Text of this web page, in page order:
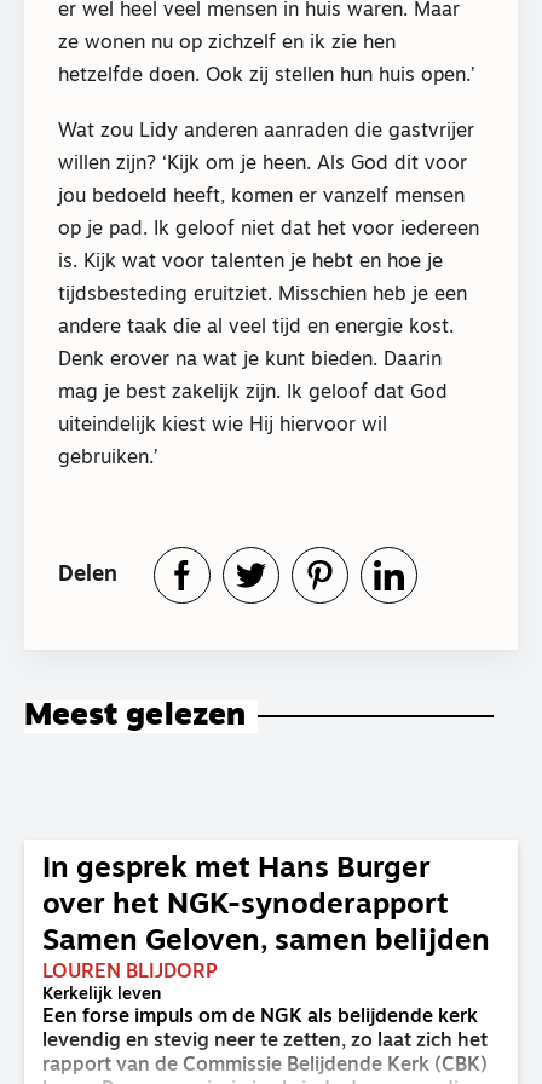
er wel heel veel mensen in huis waren. Maar
ze wonen nu op zichzelf en ik zie hen
hetzelfde doen. Ook zij stellen hun huis open.’
Wat zou Lidy anderen aanraden die gastvrijer
willen zijn? ‘Kijk om je heen. Als God dit voor
jou bedoeld heeft, komen er vanzelf mensen
op je pad. Ik geloof niet dat het voor iedereen
is. Kijk wat voor talenten je hebt en hoe je
tijdsbesteding eruitziet. Misschien heb je een
andere taak die al veel tijd en energie kost.
Denk erover na wat je kunt bieden. Daarin
mag je best zakelijk zijn. Ik geloof dat God
uiteindelijk kiest wie Hij hiervoor wil
gebruiken.’
Delen
Meest gelezen
In gesprek met Hans Burger
over het NGK-synoderapport
Samen Geloven, samen belijden
LOUREN BLIJDORP
Kerkelijk leven
Een forse impuls om de NGK als belijdende kerk
levendig en stevig neer te zetten, zo laat zich het
rapport van de Commissie Belijdende Kerk (CBK)